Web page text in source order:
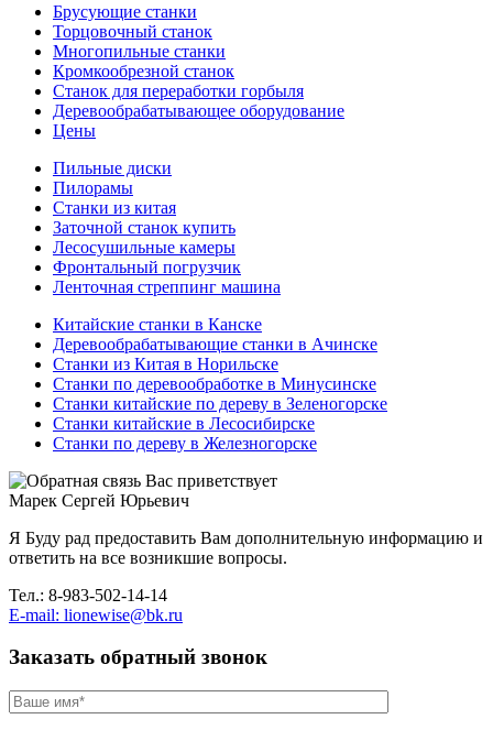
Брусующие станки
Торцовочный станок
Многопильные станки
Кромкообрезной станок
Станок для переработки горбыля
Деревообрабатывающее оборудование
Цены
Пильные диски
Пилорамы
Станки из китая
Заточной станок купить
Лесосушильные камеры
Фронтальный погрузчик
Ленточная стреппинг машина
Китайские станки в Канске
Деревообрабатывающие станки в Ачинске
Станки из Китая в Норильске
Станки по деревообработке в Минусинске
Станки китайские по дереву в Зеленогорске
Станки китайские в Лесосибирске
Станки по дереву в Железногорске
Вас приветствует
Марек Сергей Юрьевич
Я Буду рад предоставить Вам дополнительную информацию и
ответить на все возникшие вопросы.
Тел.: 8-983-502-14-14
E-mail: lionewise@bk.ru
Заказать обратный звонок